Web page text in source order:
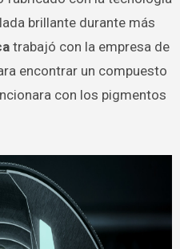
brillante durante más
trabajó con la empresa de
encontrar un compuesto
con los pigmentos